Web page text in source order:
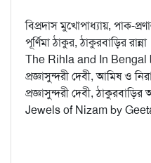
বিপ্রদাস মুখোপাধ্যায়, পাক-
পূর্ণিমা ঠাকুর, ঠাকুরবাড়ির রান্না
The Rihla and In Bengal
প্রজ্ঞাসুন্দরী দেবী, আমিষ ও
প্রজ্ঞাসুন্দরী দেবী,
Jewels of Nizam by